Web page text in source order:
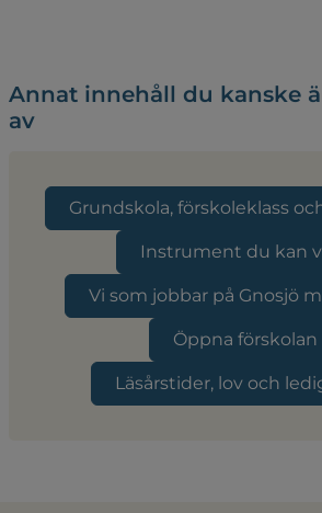
Annat innehåll du kanske
av
Grundskola, förskoleklass
Instrument du kan
Vi som jobbar på Gnosjö
Öppna förskolan
Läsårstider, lov och